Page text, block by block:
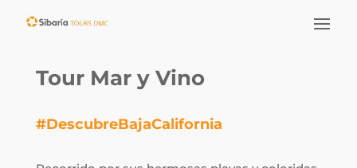
Tour Mar y Vino
#DescubreBajaCalifornia